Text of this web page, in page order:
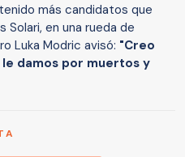
más candidatos que
Solari, en una rueda de
Luka Modric avisó: "Creo
damos por muertos y